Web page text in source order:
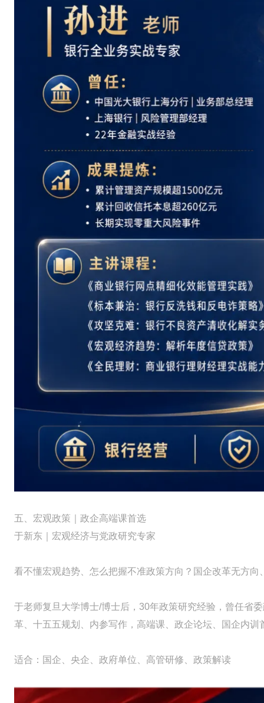
五、宏观政策｜政企高端课首选
于新东｜宏观经济与党政研究专家
看不懂宏观趋势、怎么把握不准政策方向？国企改革无方
于老师复旦大学博士/博士后，30年政策研究经验，曾任省
革、十五五规划、内参写作，高端课、政企论坛、国企内训
适合：国企、央企、政府单位、高管研修、政策解读